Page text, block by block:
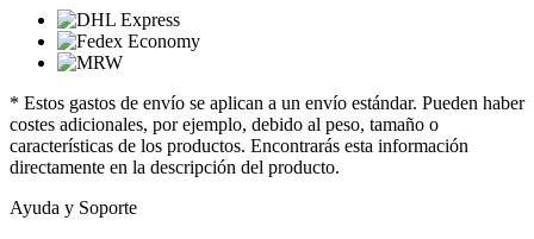
* Estos gastos de envío se aplican a un envío estándar. Pueden haber
costes adicionales, por ejemplo, debido al peso, tamaño o
características de los productos. Encontrarás esta información
directamente en la descripción del producto.
Ayuda y Soporte